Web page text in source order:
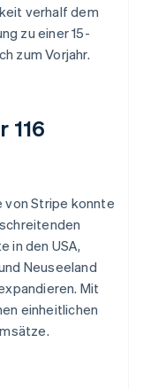
verhalf dem
zu einer 15-
zum Vorjahr.
116
Stripe konnte
in den USA,
Neuseeland
Mit
einheitlichen